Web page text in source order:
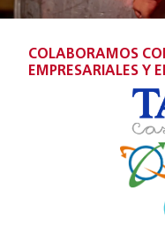
COLABORAMOS
EMPRESARIALES Y